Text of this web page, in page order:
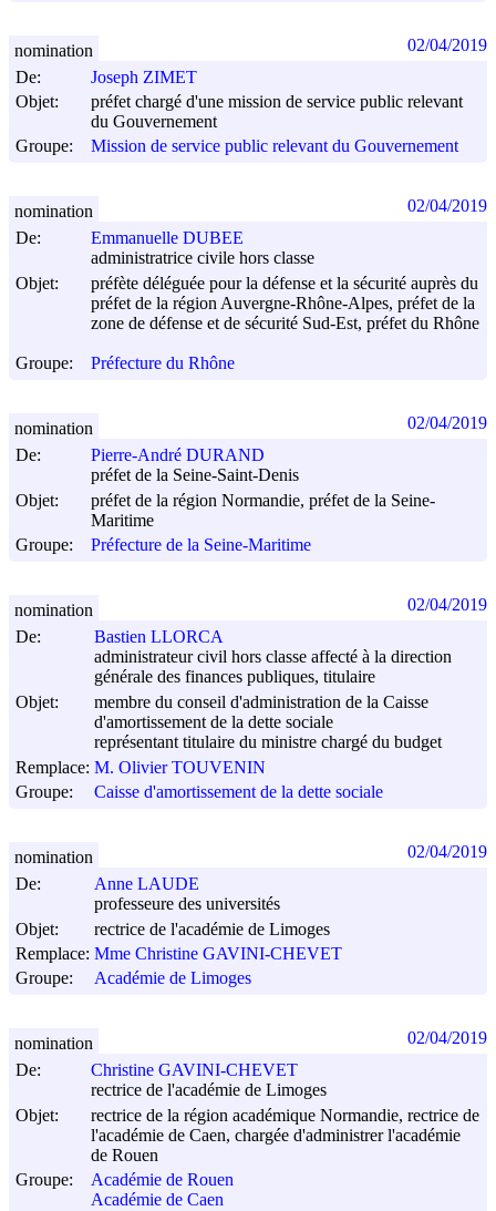
De:
Joseph ZIMET
Objet:
préfet chargé d'une mission de service public relevant
du Gouvernement
Groupe:
Mission de service public relevant du Gouvernement
nomination 02/04/2019
De:
Emmanuelle DUBEE
administratrice civile hors classe
Objet:
préfète déléguée pour la défense et la sécurité auprès du
préfet de la région Auvergne-Rhône-Alpes, préfet de la
zone de défense et de sécurité Sud-Est, préfet du Rhône
Groupe: Préfecture du Rhône
nomination 02/04/2019
De:
Pierre-André DURAND
préfet de la Seine-Saint-Denis
Objet:
préfet de la région Normandie, préfet de la Seine-
Maritime
Groupe:
Préfecture de la Seine-Maritime
nomination 02/04/2019
De:
Bastien LLORCA
administrateur civil hors classe affecté à la direction
générale des finances publiques, titulaire
Objet:
membre du conseil d'administration de la Caisse
d'amortissement de la dette sociale
représentant titulaire du ministre chargé du budget
Remplace: M. Olivier TOUVENIN
Groupe:
Caisse d'amortissement de la dette sociale
nomination 02/04/2019
De:
Anne LAUDE
professeure des universités
Objet:
rectrice de l'académie de Limoges
Remplace: Mme Christine GAVINI-CHEVET
Groupe:
Académie de Limoges
nomination 02/04/2019
De:
Christine GAVINI-CHEVET
rectrice de l'académie de Limoges
Objet:
rectrice de la région académique Normandie, rectrice de
l'académie de Caen, chargée d'administrer l'académie
de Rouen
Groupe:
Académie de Rouen
Académie de Caen
nomination 02/04/2019